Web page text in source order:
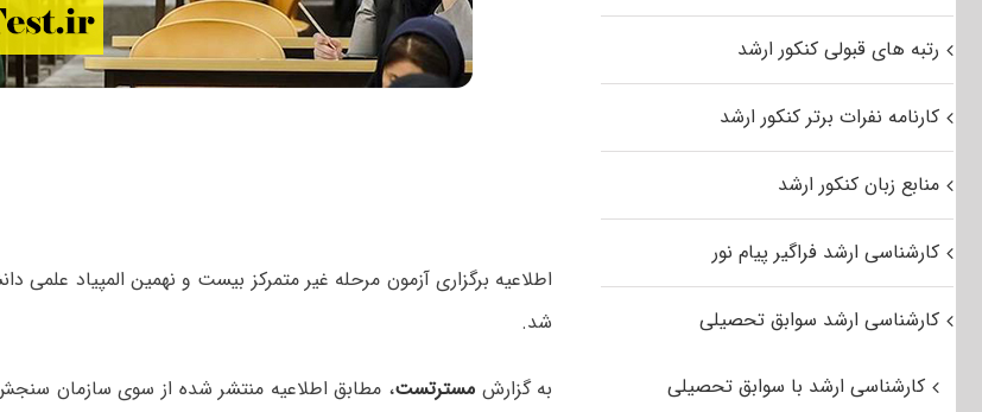
شد.
به گزارش مسترتست، مطابق اطلاعیه منتشر شده از سوی سازمان
رتبه های قبولی کنکور ارشد
کارنامه نفرات برتر کنکور ارشد
منابع زبان کنکور ارشد
کارشناسی ارشد فراگیر پیام نور
کارشناسی ارشد سوابق تحصیلی
کارشناسی ارشد با سوابق تحصیلی